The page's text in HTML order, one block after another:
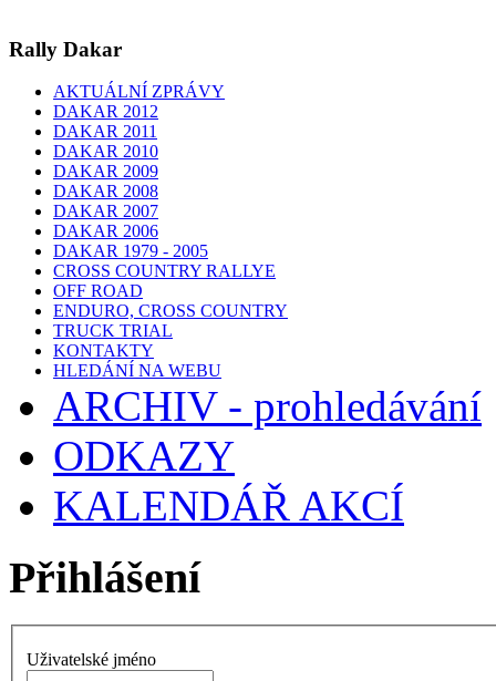
Rally Dakar
AKTUÁLNÍ ZPRÁVY
DAKAR 2012
DAKAR 2011
DAKAR 2010
DAKAR 2009
DAKAR 2008
DAKAR 2007
DAKAR 2006
DAKAR 1979 - 2005
CROSS COUNTRY RALLYE
OFF ROAD
ENDURO, CROSS COUNTRY
TRUCK TRIAL
KONTAKTY
HLEDÁNÍ NA WEBU
ARCHIV - prohledávání
ODKAZY
KALENDÁŘ AKCÍ
Přihlášení
Uživatelské jméno